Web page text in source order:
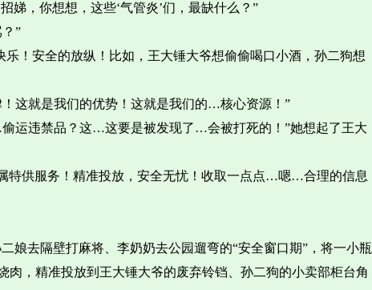
娣，你想想，这些‘气管炎’们，最缺什么？”
”
！安全的放纵！比如，王大锤大爷想偷偷喝口小酒，孙二狗想
这就是我们的优势！这就是我们的…核心资源！”
违禁品？这…这要是被发现了…会被打死的！”她想起了王大
特供服务！精准投放，安全无忧！收取一点点…嗯…合理的信息
娘去隔壁打麻将、李奶奶去公园遛弯的“安全窗口期”，将一小瓶
，精准投放到王大锤大爷的废弃铃铛、孙二狗的小卖部柜台角